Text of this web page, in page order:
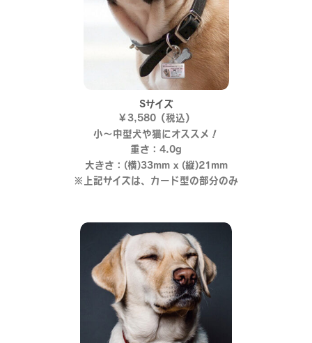
Sサイズ
￥3,580（税込）
小～中型犬や猫にオススメ！
重さ：4.0g
大きさ：(横)33mm x (縦)21mm
※上記サイズは、カード型の部分のみ